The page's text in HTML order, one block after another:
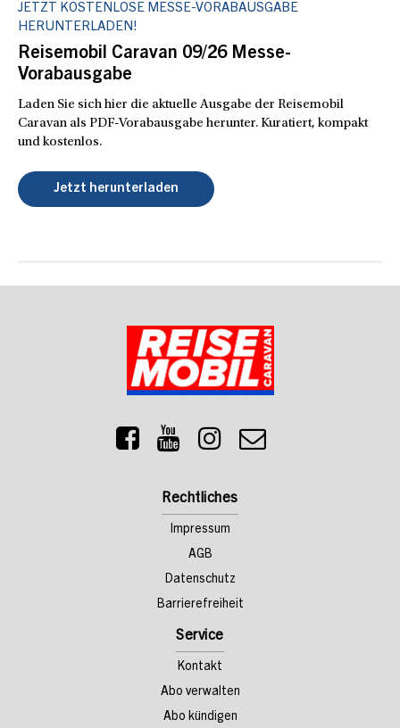
JETZT KOSTENLOSE MESSE-VORABAUSGABE
HERUNTERLADEN!
Reisemobil Caravan 09/26 Messe-
Vorabausgabe
Laden Sie sich hier die aktuelle Ausgabe der Reisemobil
Caravan als PDF-Vorabausgabe herunter. Kuratiert, kompakt
und kostenlos.
Jetzt herunterladen
Rechtliches
Impressum
AGB
Datenschutz
Barrierefreiheit
Service
Kontakt
Abo verwalten
Abo kündigen